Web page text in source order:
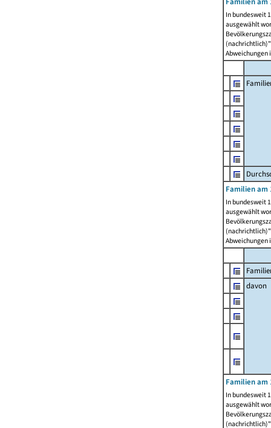
In bundesweit
ausgewählt
Abweichungen
Familien am
In bundesweit
ausgewählt
Abweichungen
davon
Familien am
In bundesweit
ausgewählt